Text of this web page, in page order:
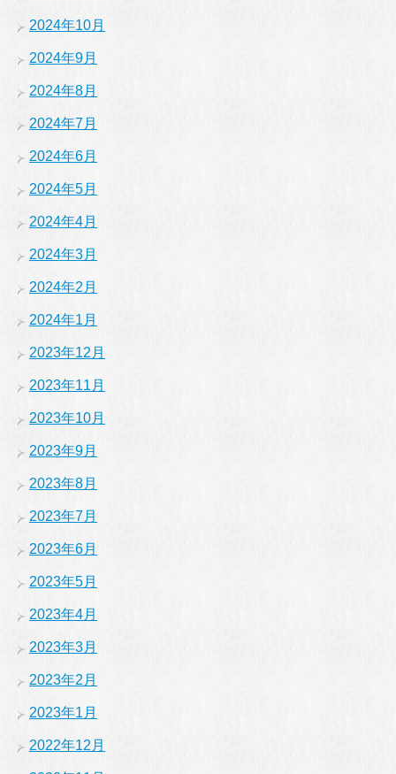
2024年10月
2024年9月
2024年8月
2024年7月
2024年6月
2024年5月
2024年4月
2024年3月
2024年2月
2024年1月
2023年12月
2023年11月
2023年10月
2023年9月
2023年8月
2023年7月
2023年6月
2023年5月
2023年4月
2023年3月
2023年2月
2023年1月
2022年12月